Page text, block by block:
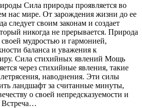
Сила природы проявляется во
нас мире. От зарождения жизни до ее
следует своим законам и создает
никогда не прерывается. Природа
своей мудростью и гармонией,
баланса и уважения к
Сила стихийных явлений Мощь
через стихийные явления, такие
наводнения. Эти силы
ландшафт за считанные минуты,
о своей непредсказуемости и
Встреча…